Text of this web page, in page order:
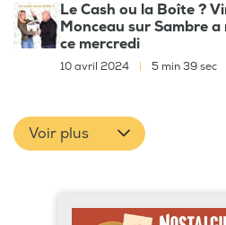
Le Cash ou la Boîte ?
Monceau sur Sambre
ce mercredi
10 avril 2024 5 min 39 sec
Voir plus